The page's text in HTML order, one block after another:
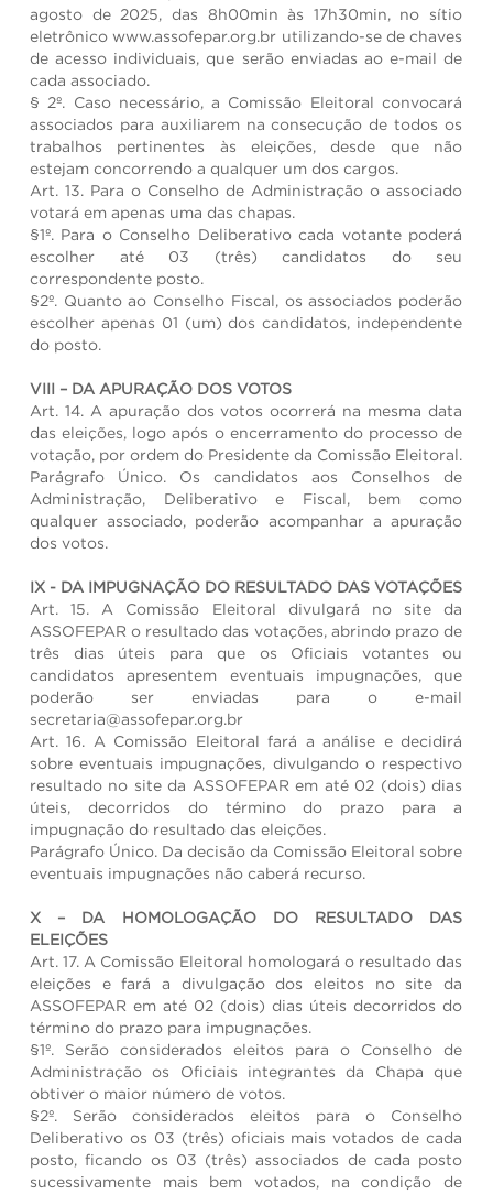
agosto de 2025, das 8h00min às 17h30min, no sítio
eletrônico www.assofepar.org.br utilizando-se de chaves
de acesso individuais, que serão enviadas ao e-mail de
cada associado.
§ 2º. Caso necessário, a Comissão Eleitoral convocará
associados para auxiliarem na consecução de todos os
trabalhos pertinentes às eleições, desde que não
estejam concorrendo a qualquer um dos cargos.
Art. 13. Para o Conselho de Administração o associado
votará em apenas uma das chapas.
§1º. Para o Conselho Deliberativo cada votante poderá
escolher até 03 (três) candidatos do seu
correspondente posto.
§2º. Quanto ao Conselho Fiscal, os associados poderão
escolher apenas 01 (um) dos candidatos, independente
do posto.
VIII – DA APURAÇÃO DOS VOTOS
Art. 14. A apuração dos votos ocorrerá na mesma data
das eleições, logo após o encerramento do processo de
votação, por ordem do Presidente da Comissão Eleitoral.
Parágrafo Único. Os candidatos aos Conselhos de
Administração, Deliberativo e Fiscal, bem como
qualquer associado, poderão acompanhar a apuração
dos votos.
IX - DA IMPUGNAÇÃO DO RESULTADO DAS VOTAÇÕES
Art. 15. A Comissão Eleitoral divulgará no site da
ASSOFEPAR o resultado das votações, abrindo prazo de
três dias úteis para que os Oficiais votantes ou
candidatos apresentem eventuais impugnações, que
poderão ser enviadas para o e-mail
secretaria@assofepar.org.br
Art. 16. A Comissão Eleitoral fará a análise e decidirá
sobre eventuais impugnações, divulgando o respectivo
resultado no site da ASSOFEPAR em até 02 (dois) dias
úteis, decorridos do término do prazo para a
impugnação do resultado das eleições.
Parágrafo Único. Da decisão da Comissão Eleitoral sobre
eventuais impugnações não caberá recurso.
X – DA HOMOLOGAÇÃO DO RESULTADO DAS
ELEIÇÕES
Art. 17. A Comissão Eleitoral homologará o resultado das
eleições e fará a divulgação dos eleitos no site da
ASSOFEPAR em até 02 (dois) dias úteis decorridos do
término do prazo para impugnações.
§1º. Serão considerados eleitos para o Conselho de
Administração os Oficiais integrantes da Chapa que
obtiver o maior número de votos.
§2º. Serão considerados eleitos para o Conselho
Deliberativo os 03 (três) oficiais mais votados de cada
posto, ficando os 03 (três) associados de cada posto
sucessivamente mais bem votados, na condição de